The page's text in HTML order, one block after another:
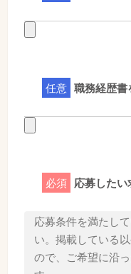
任意 職務経歴書
必須 応募した